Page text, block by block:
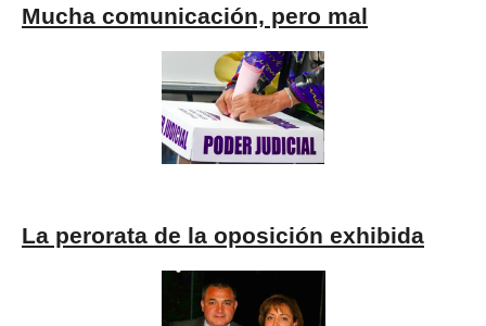
Mucha comunicación, pero mal
La perorata de la oposición exhibida